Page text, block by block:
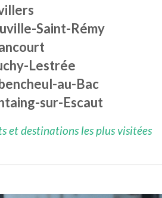
Saint-Rémy
Lestrée
au-Bac
sur-Escaut
et destinations les plus visitées